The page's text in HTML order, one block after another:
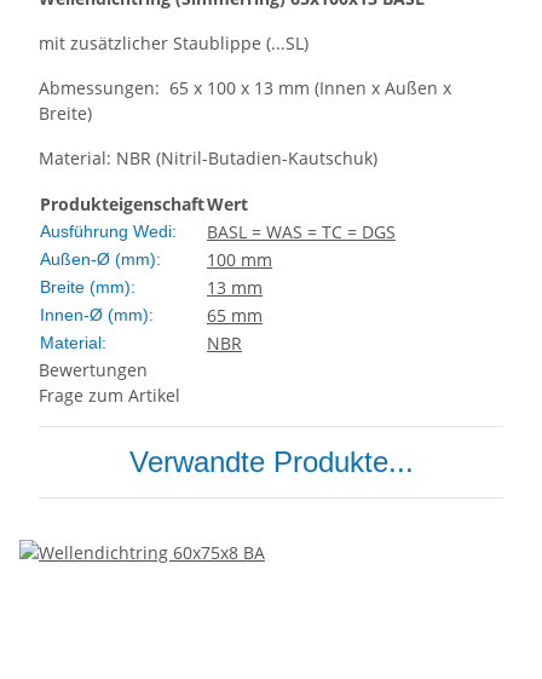
mit zusätzlicher Staublippe (...SL)
Abmessungen: 65 x 100 x 13 mm (Innen x Außen x
Breite)
Material: NBR (Nitril-Butadien-Kautschuk)
ProdukteigenschaftWert
Ausführung Wedi: BASL = WAS = TC = DGS
Außen-Ø (mm): 100 mm
Breite (mm): 13 mm
Innen-Ø (mm): 65 mm
Material:
NBR
Bewertungen
Frage zum Artikel
Verwandte Produkte...